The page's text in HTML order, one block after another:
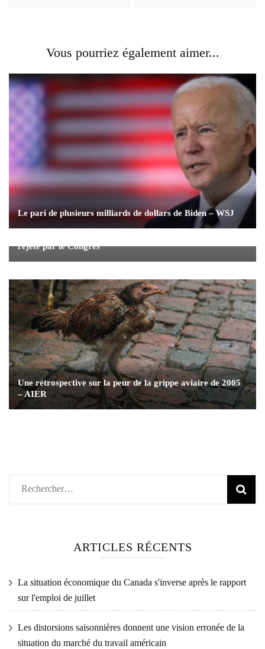
Vous pourriez également aimer...
Le pari de plusieurs milliards de dollars de Biden – WSJ
rejeté par le Congrès
Une rétrospective sur la peur de la grippe aviaire de 2005
– AIER
Rechercher :
ARTICLES RÉCENTS
La situation économique du Canada s'inverse après le rapport
sur l'emploi de juillet
Les distorsions saisonnières donnent une vision erronée de la
situation du marché du travail américain